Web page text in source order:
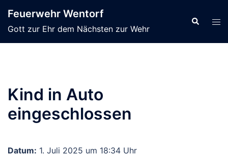
Inhalt
springen
Feuerwehr Wentorf
Gott zur Ehr dem Nächsten zur Wehr
Suche
Kind in Auto
eingeschlossen
Datum: 1. Juli 2025 um 18:34 Uhr